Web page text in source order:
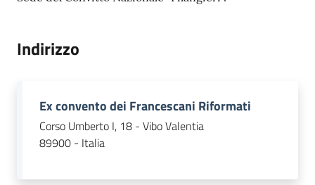
Indirizzo
Ex convento dei Francescani Riformati
Corso Umberto I, 18 - Vibo Valentia
89900 - Italia